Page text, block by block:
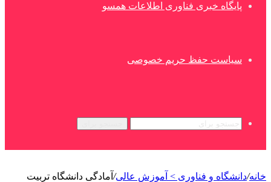
پایگاه خبری فناوری اطلاعات همسو
سیاست حفظ حریم خصوصی
خانه/دانشگاه و فناوری > آموزش عالی/ آمادگی دانشگاه تربیت